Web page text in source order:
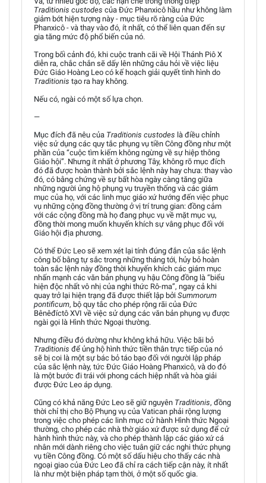
Traditionis custodes của Đức Phanxicô hầu như không làm
giảm bớt hiện tượng này - mục tiêu rõ ràng của Đức
Phanxicô - và thay vào đó, ít nhất, có thể liên quan đến sự
gia tăng mức độ phổ biến của nó.
Trong bối cảnh đó, khi cuộc tranh cãi về Hội Thánh Piô X
diễn ra, chắc chắn sẽ dấy lên những câu hỏi về việc liệu
Đức Giáo Hoàng Leo có kế hoạch giải quyết tình hình do
Traditionis tạo ra hay không.
Nếu có, ngài có một số lựa chọn.
—
Mục đích đã nêu của Traditionis custodes là điều chỉnh
việc sử dụng các quy tắc phụng vụ tiền Công đồng như một
phần của “cuộc tìm kiếm không ngừng về sự hiệp thông
Giáo hội”. Nhưng ít nhất ở phương Tây, không rõ mục đích
đó đã được hoàn thành bởi sắc lệnh này hay chưa: thay vào
đó, có bằng chứng về sự bất hòa ngày càng tăng giữa
những người ủng hộ phụng vụ truyền thống và các giám
mục của họ, với các linh mục giáo xứ hướng đến việc phục
vụ những cộng đồng thường ở vị trí trung gian: đồng cảm
với các cộng đồng mà họ đang phục vụ về mặt mục vụ,
đồng thời mong muốn khuyến khích sự vâng phục đối với
Giáo hội địa phương.
Có thể Đức Leo sẽ xem xét lại tính đúng đắn của sắc lệnh
công bố bằng tự sắc trong những tháng tới, hủy bỏ hoàn
toàn sắc lệnh này đồng thời khuyến khích các giám mục
nhấn mạnh các văn bản phụng vụ hậu Công đồng là “biểu
hiện độc nhất vô nhị của nghi thức Rô-ma”, ngay cả khi
quay trở lại hiện trạng đã được thiết lập bởi Summorum
pontificum, bộ quy tắc cho phép rộng rãi của Đức
Bênêđíctô XVI về việc sử dụng các văn bản phụng vụ được
ngài gọi là Hình thức Ngoại thường.
Nhưng điều đó dường như không khả hữu. Việc bãi bỏ
Traditionis để ủng hộ hình thức tiền thân trực tiếp của nó
sẽ bị coi là một sự bác bỏ táo bạo đối với người lập pháp
của sắc lệnh này, tức Đức Giáo Hoàng Phanxicô, và do đó
là một bước đi trái với phong cách hiệp nhất và hòa giải
được Đức Leo áp dụng.
Cũng có khả năng Đức Leo sẽ giữ nguyên Traditionis, đồng
thời chỉ thị cho Bộ Phụng vụ của Vatican phải rộng lượng
trong việc cho phép các linh mục cử hành Hình thức Ngoại
thường, cho phép các nhà thờ giáo xứ được sử dụng để cử
hành hình thức này, và cho phép thành lập các giáo xứ cá
nhân mới dành riêng cho việc tuân giữ các nghi thức phụng
vụ tiền Công đồng. Có một số dấu hiệu cho thấy các nhà
ngoại giao của Đức Leo đã chỉ ra cách tiếp cận này, ít nhất
là như một biện pháp tạm thời, ở một số quốc gia.